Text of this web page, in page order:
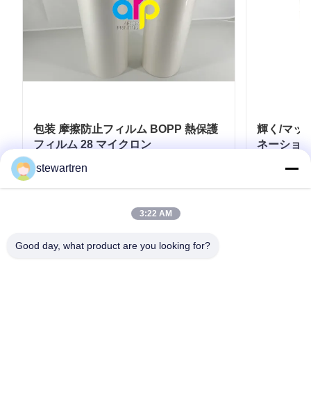
包装 摩擦防止フィルム BOPP 熱保護
フィルム 28 マイクロン
輝く/マッ
ネーショ
stewartren
3:22 AM
Good day, what product are you looking for?